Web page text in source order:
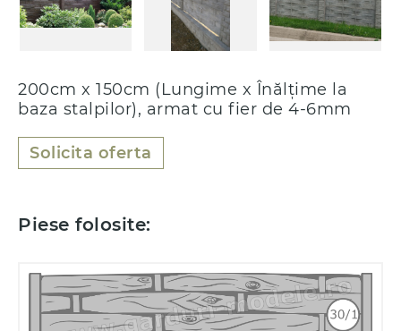
200cm x 150cm (Lungime x Înălțime la
baza stalpilor), armat cu fier de 4-6mm
Solicita oferta
Piese folosite: